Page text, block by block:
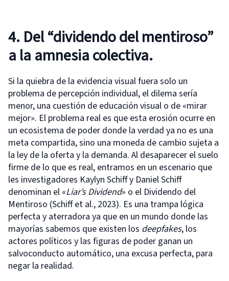
4. Del “dividendo del mentiroso”
a la amnesia colectiva.
Si la quiebra de la evidencia visual fuera solo un
problema de percepción individual, el dilema sería
menor, una cuestión de educación visual o de «mirar
mejor». El problema real es que esta erosión ocurre en
un ecosistema de poder donde la verdad ya no es una
meta compartida, sino una moneda de cambio sujeta a
la ley de la oferta y la demanda. Al desaparecer el suelo
firme de lo que es real, entramos en un escenario que
les investigadores Kaylyn Schiff y Daniel Schiff
denominan el «Liar’s Dividend» o el Dividendo del
Mentiroso (Schiff et al., 2023). Es una trampa lógica
perfecta y aterradora ya que en un mundo donde las
mayorías sabemos que existen los deepfakes, los
actores políticos y las figuras de poder ganan un
salvoconducto automático, una excusa perfecta, para
negar la realidad.